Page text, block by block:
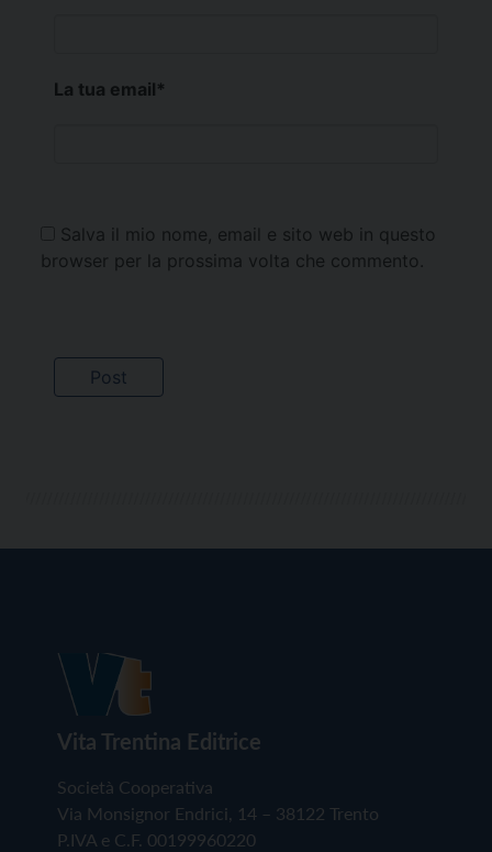
La tua email*
Salva il mio nome, email e sito web in questo
browser per la prossima volta che commento.
Vita Trentina Editrice
Società Cooperativa
Via Monsignor Endrici, 14 – 38122 Trento
P.IVA e C.F. 00199960220